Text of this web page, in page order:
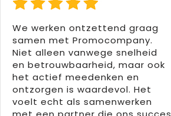
We werken ontzettend graag
samen met Promocompany.
Niet alleen vanwege snelheid
en betrouwbaarheid, maar ook
het actief meedenken en
ontzorgen is waardevol. Het
voelt echt als samenwerken